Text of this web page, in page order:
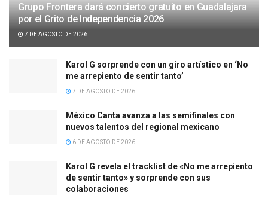
Grupo Frontera dará concierto gratuito en Guadalajara
por el Grito de Independencia 2026
7 DE AGOSTO DE 2026
Karol G sorprende con un giro artístico en ‘No
me arrepiento de sentir tanto’
7 DE AGOSTO DE 2026
México Canta avanza a las semifinales con
nuevos talentos del regional mexicano
6 DE AGOSTO DE 2026
Karol G revela el tracklist de «No me arrepiento
de sentir tanto» y sorprende con sus
colaboraciones